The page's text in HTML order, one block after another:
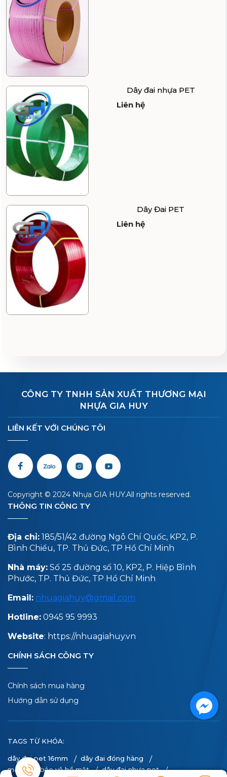
Dây đai nhựa PET
Liên hệ
Dây Đai PET
Liên hệ
Liên hệ
Dây Nilon xanh
Liên hệ
CÔNG TY TNHH SẢN XUẤT THƯƠNG MẠI
NHỰA GIA HUY
LIÊN KẾT VỚI CHÚNG TÔI
Copyright © 2024 Nhựa GIA HUY.All rights reserved.
THÔNG TIN CÔNG TY
Địa chỉ: 185/51/42 đường Ngô Chí Quốc, KP2, P.
Bình Chiểu, TP. Thủ Đức, TP Hồ Chí Minh
Nhà máy: Số 25 đường số 10, KP2, P. Hiệp Bình
Phước, TP. Thủ Đức, TP Hồ Chí Minh
Email: nhuagiahuy@gmail.com
Hotline: 0945 95 9993
Website: https://nhuagiahuy.vn
CHÍNH SÁCH CÔNG TY
Chính sách mua hàng
Hướng dẫn sử dụng
TAGS TỪ KHÓA:
dây đai pet 16mm
dây đai đóng hàng
màng pe bảo vệ bề mặt
dây đai nhựa pet